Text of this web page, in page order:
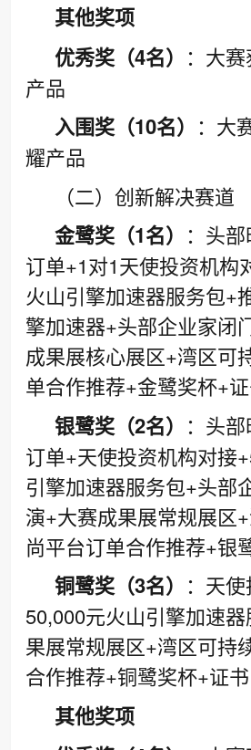
其他奖项
优秀奖（4名） ：大
产品
入围奖（10名） ：大
耀产品
（二）创新解决赛道
金鹭奖（1名） ：头
订单+1对1天使投资机构
火山引擎加速器服务包+
擎加速器+头部企业家闭
成果展核心展区+湾区可
单合作推荐+金鹭奖杯+
银鹭奖（2名） ：头
订单+天使投资机构对接
引擎加速器服务包+头部
演+大赛成果展常规展区
尚平台订单合作推荐+银
铜鹭奖（3名） ：天
50,000元火山引擎加速
果展常规展区+湾区可持
合作推荐+铜鹭奖杯+证书
其他奖项